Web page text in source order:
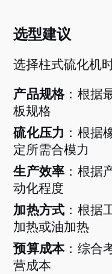
选型建议
选择柱式硫化机
产品规格：根据
板规格
硫化压力 ：根据
定所需合模力
生产效率 ：根据
动化程度
加热方式 ：根据
加热或油加热
预算成本：综合
营成本